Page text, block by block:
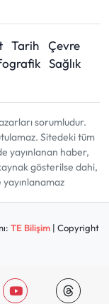
Tarih
Çevre
Sağlık
sorumludur.
Sitedeki tüm
yayınlanan haber,
gösterilse dahi,
TE Bilişim| Copyright